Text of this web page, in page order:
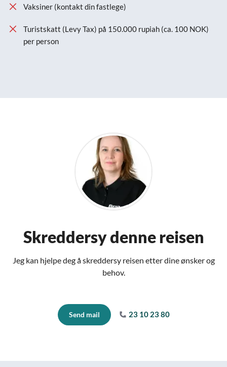
Vaksiner (kontakt din fastlege)
Turistskatt (Levy Tax) på 150.000 rupiah (ca. 100 NOK)
per person
Skreddersy denne reisen
Jeg kan hjelpe deg å skreddersy reisen etter dine ønsker og
behov.
Send mail 23 10 23 80